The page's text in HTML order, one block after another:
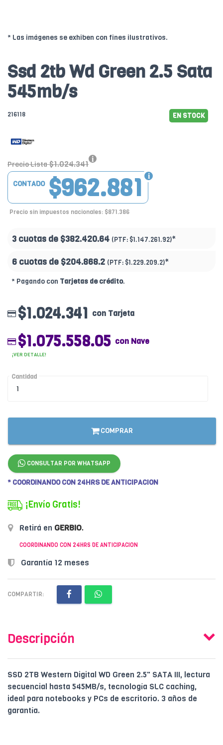
* Las imágenes se exhiben con fines ilustrativos.
Ssd 2tb Wd Green 2.5 Sata
545mb/s
216118 EN STOCK
Precio Lista $1.024.341
$962.881
CONTADO
Precio sin impuestos nacionales: $871.386
3 cuotas de $382.420.64 (PTF: $1.147.261.92)*
6 cuotas de $204.868.2 (PTF: $1.229.209.2)*
* Pagando con Tarjetas de crédito.
$1.024.341 con Tarjeta
$1.075.558.05 con Nave
¡VER DETALLE!
Cantidad
COMPRAR
CONSULTAR POR WHATSAPP
* COORDINANDO CON 24HRS DE ANTICIPACION
¡Envío Gratis!
Retirá en GERBIO.
COORDINANDO CON 24HRS DE ANTICIPACION
Garantía 12 meses
COMPARTIR:
Descripción
SSD 2TB Western Digital WD Green 2.5" SATA III, lectura
secuencial hasta 545MB/s, tecnología SLC caching,
ideal para notebooks y PCs de escritorio. 3 años de
garantía.